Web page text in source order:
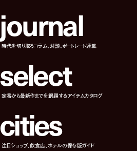
journal
時代を切り取るコラム、対談、ポートレート連載
select
定番から最新作までを網羅するアイテムカタログ
cities
注目ショップ、飲食店、ホテルの保存版ガイド